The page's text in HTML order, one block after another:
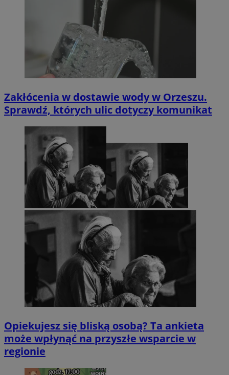
Zakłócenia w dostawie wody w Orzeszu.
Sprawdź, których ulic dotyczy komunikat
Opiekujesz się bliską osobą? Ta ankieta
może wpłynąć na przyszłe wsparcie w
regionie